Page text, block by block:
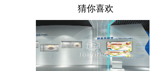
猜你喜欢